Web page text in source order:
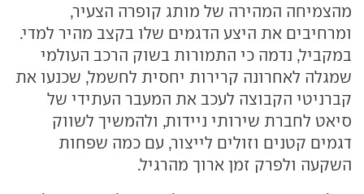
מהצמיחה המהירה של מותג קופרה הצעיר,
ומרחיבים את היצע הדגמים שלו בקצב מהיר למדי.
במקביל, נדמה כי התמורות בשוק הרכב העולמי
שמגלה לאחרונה קרירות יחסית לחשמל, שכנעו את
קברניטי הקבוצה לעכב את המעבר העתידי של
סיאט לחברת שירותי ניידות, ולהמשיך לשווק
דגמים קטנים וזולים לייצור, עם כמה שפחות
השקעה ולפרק זמן ארוך מהרגיל.